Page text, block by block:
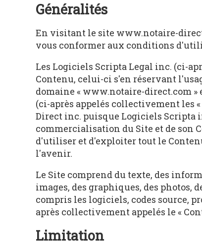
Généralités
En visitant le site www.notaire-
vous conformer aux conditions
Les Logiciels Scripta Legal inc. (ci-
Contenu, celui-ci s'en réservant
domaine « www.notaire-direct.com
(ci-après appelés collectivement les «
Direct inc. puisque Logiciels
commercialisation du Site et de son
d'utiliser et d'exploiter tout le
l'avenir.
Le Site comprend du texte, des
images, des graphiques, des
compris les logiciels, codes source,
après collectivement appelés le «
Limitation